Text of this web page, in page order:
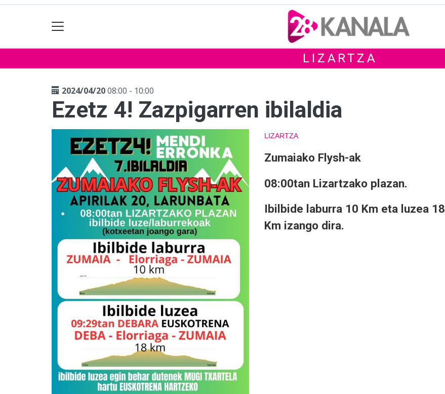
LIZARTZA
2024/04/2008:00 - 10:00
Ezetz 4! Zazpigarren ibilaldia
LIZARTZA
Zumaiako Flysh-ak
08:00tan Lizartzako plazan.
Ibilbide laburra 10 Km eta luzea 18
Km izango dira.